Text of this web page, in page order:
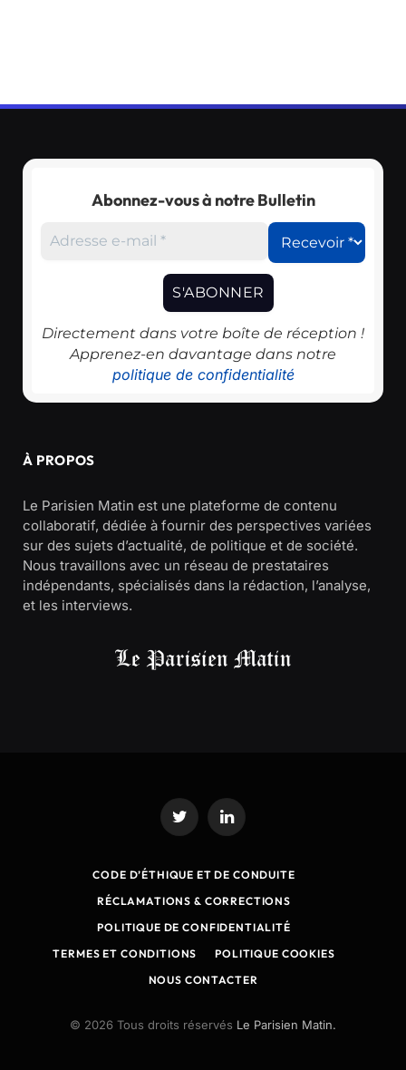
Abonnez-vous à notre Bulletin
Directement dans votre boîte de réception !
Apprenez-en davantage dans notre
politique de confidentialité
À PROPOS
Le Parisien Matin est une plateforme de contenu
collaboratif, dédiée à fournir des perspectives variées
sur des sujets d’actualité, de politique et de société.
Nous travaillons avec un réseau de prestataires
indépendants, spécialisés dans la rédaction, l’analyse,
et les interviews.
Twitter LinkedIn
CODE D’ÉTHIQUE ET DE CONDUITE
RÉCLAMATIONS & CORRECTIONS
POLITIQUE DE CONFIDENTIALITÉ
TERMES ET CONDITIONS
POLITIQUE COOKIES
NOUS CONTACTER
© 2026 Tous droits réservés Le Parisien Matin.